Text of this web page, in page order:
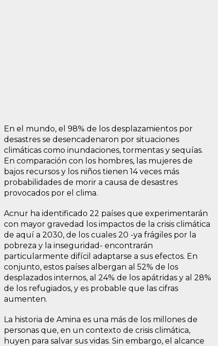
En el mundo, el 98% de los desplazamientos por
desastres se desencadenaron por situaciones
climáticas como inundaciones, tormentas y sequías.
En comparación con los hombres, las mujeres de
bajos recursos y los niños tienen 14 veces más
probabilidades de morir a causa de desastres
provocados por el clima.
Acnur ha identificado 22 países que experimentarán
con mayor gravedad los impactos de la crisis climática
de aquí a 2030, de los cuales 20 -ya frágiles por la
pobreza y la inseguridad- encontrarán
particularmente difícil adaptarse a sus efectos. En
conjunto, estos países albergan al 52% de los
desplazados internos, al 24% de los apátridas y al 28%
de los refugiados, y es probable que las cifras
aumenten.
La historia de Amina es una más de los millones de
personas que, en un contexto de crisis climática,
huyen para salvar sus vidas. Sin embargo, el alcance